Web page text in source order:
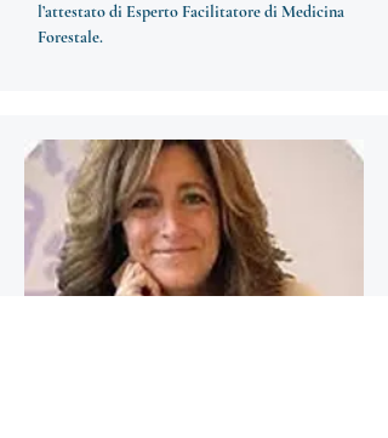
l’attestato di Esperto Facilitatore di Medicina
Forestale.